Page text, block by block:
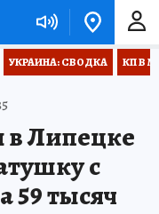
УКРАИНА: СВОДКА КП В
в Липецке
с
59 тысяч